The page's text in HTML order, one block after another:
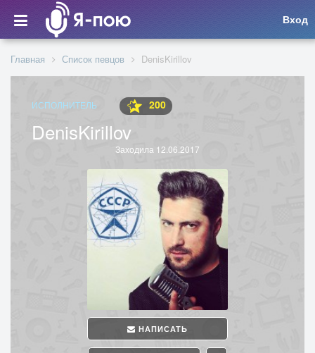
Вход
Главная Список певцов DenisKirillov
ИСПОЛНИТЕЛЬ 200
DenisKirillov
Заходила 12.06.2017
НАПИСАТЬ